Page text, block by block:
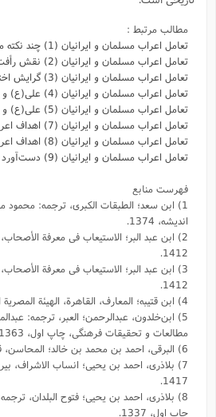
مطالب مرتبط :
تعامل اعراب مسلمان و ایرانیان (1) چند نکته مقدماتی
تعامل اعراب مسلمان و ایرانیان (2) نقش رأفت و منطق اسلام در فتح ایران
تعامل اعراب مسلمان و ایرانیان (3) گرایش اختیاری ایرانیان به اسلام
تعامل اعراب مسلمان و ایرانیان (4) علی(ع) و رابطه او با خلفا
تعامل اعراب مسلمان و ایرانیان (5) علی(ع) و رابطه‌ او با ایرانیان
تعامل اعراب مسلمان و ایرانیان (7) اهداف اعراب از حمله به ایران (1)
تعامل اعراب مسلمان و ایرانیان (8) اهداف اعراب از حمله به ایران (2)
تعامل اعراب مسلمان و ایرانیان (9) دست‌آورد ایرانیان از حمله اعراب
فهرست منابع
1) ابن سعد؛ الطبقات الکبری، ترجمه: محمود
اندیشه، 1374.
2) ابن عبد البر؛ الاستیعاب فى معرفة
1412.
3) ابن عبد البر؛ الاستیعاب فى معرفة
1412.
4) ابن قتیبه؛ المعارف، القاهرة، الهیئة المصریة العامة للکتاب، چاپ دوم، 1992.
5) ابن‌خلدون، عبدالرحمن؛ العبر، ترجمه:
مطالعات و تحقیقات فرهنگی، چاپ اول، 1363.
6) البرقی، احمد بن محمد بن خالد؛ المحاسن،‌ قم،‌ دار الکتب الاسلامیه، بی تا.
7) بلاذری، احمد بن یحیی؛ انساب الاشراف،
1417.
8) بلاذری، احمد بن یحیی؛ فتوح البلدان،
چاپ اول، 1337.